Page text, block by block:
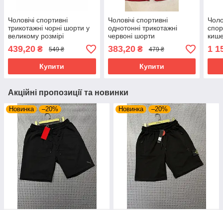
Чоловічі спортивні
трикотажні чорні шорти у
великому розмірі
439,20 ₴ 549 ₴
Купити
Чоловічі спортивні
однотонні трикотажні
червоні шорти
383,20₴ 479 ₴
Купити
1
Акційні пропозиції та новинки
Новинка –20% Новинка –20%